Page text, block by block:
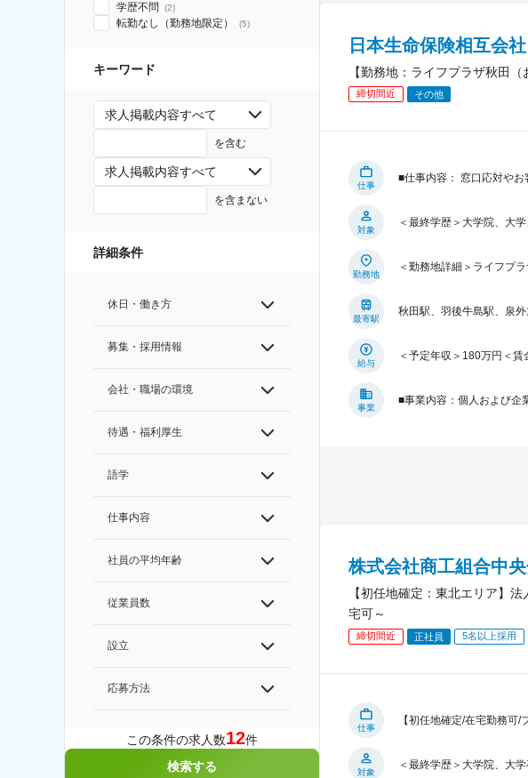
学歴不問 (2)
転勤なし（勤務地限定） (5)
キーワード
求人掲載内容すべて
を含む
求人掲載内容すべて
を含まない
詳細条件
休日・働き方
募集・採用情報
会社・職場の環境
待遇・福利厚生
語学
仕事内容
社員の平均年齢
従業員数
設立
応募方法
この条件の求人数12件
検索する
日本生命保険相互会社
【勤務地：ライフプラザ秋田
締切間近 その他
仕事
■仕事内容： 窓口応対や
対象
＜最終学歴＞大学院、大
勤務地
＜勤務地詳細＞ライフプ
最寄駅
秋田駅、羽後牛島駅、泉外
給与
＜予定年収＞180万円＜
事業
■事業内容：個人および企
株式会社商工組合中
【初任地確定：東北エリア】
宅可～
締切間近 正社員 5名以上採用
仕事
【初任地確定/在宅勤務可
対象
＜最終学歴＞大学院、大